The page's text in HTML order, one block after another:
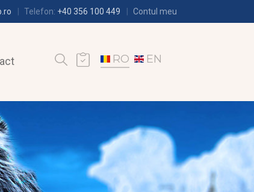
Telefon: +40 356 100 449 Contul meu
RO EN